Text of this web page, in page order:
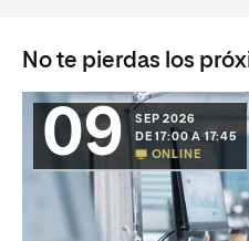
No te pierdas los
09
SEP 2026
DE 17:00 A 17:45
ONLINE